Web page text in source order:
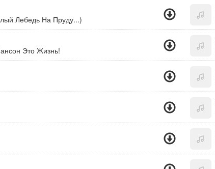
Лебедь На Пруду...)
Это Жизнь!